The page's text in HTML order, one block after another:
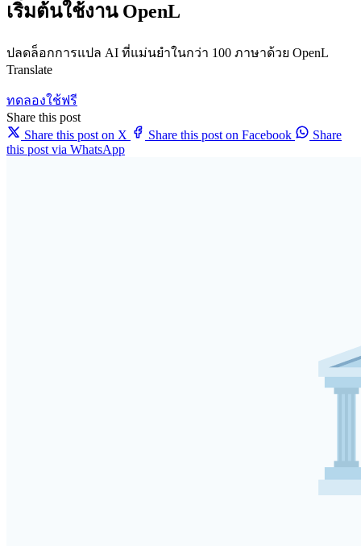
เริ่มต้นใช้งาน OpenL
ปลดล็อกการแปล AI ที่แม่นยำในกว่า 100 ภาษาด้วย OpenL
Translate
ทดลองใช้ฟรี
Share this post
Share this post on X
Share this post on Facebook
Share
this post via WhatsApp